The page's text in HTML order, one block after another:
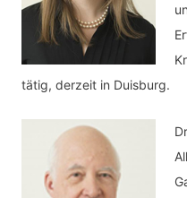
tätig, derzeit in Duisburg.